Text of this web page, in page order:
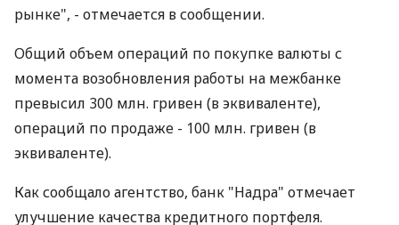
рынке", - отмечается в сообщении.
Общий объем операций по покупке валюты с
момента возобновления работы на межбанке
превысил 300 млн. гривен (в эквиваленте),
операций по продаже - 100 млн. гривен (в
эквиваленте).
Как сообщало агентство, банк "Надра" отмечает
улучшение качества кредитного портфеля.